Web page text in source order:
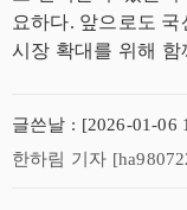
요하다. 앞으로도
시장 확대를 위해 함
글쓴날 : [2026-01-06
한하림 기자